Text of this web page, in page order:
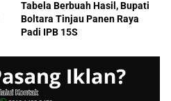
Tabela Berbuah Hasil, Bupati
Boltara Tinjau Panen Raya
Padi IPB 15S